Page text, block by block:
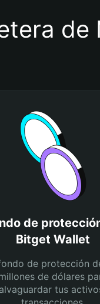
de
de
Bitget Wallet
de protección
de dólares
tus